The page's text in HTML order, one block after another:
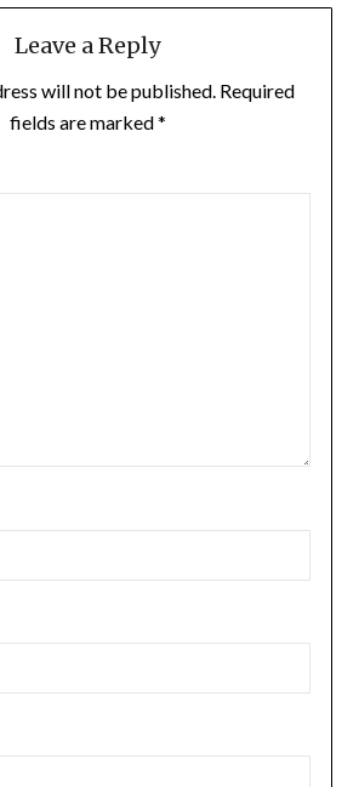
Leave a Reply
will not be published. Required
fields are marked*